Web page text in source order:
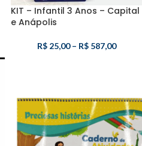
KIT – Infantil 3 Anos – Capital
e Anápolis
R$25,00 – R$587,00